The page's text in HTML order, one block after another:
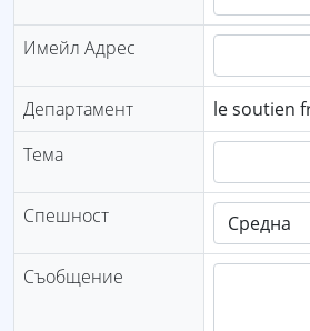
Имейл Адрес
Департамент
le soutien
Тема
Спешност
Съобщение